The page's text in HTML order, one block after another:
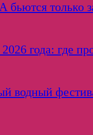
только
года: где
водный